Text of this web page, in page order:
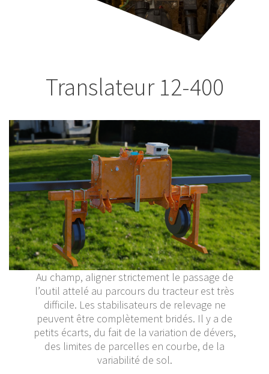
Translateur 12-400
Au champ, aligner strictement le passage de
l’outil attelé au parcours du tracteur est très
difficile. Les stabilisateurs de relevage ne
peuvent être complètement bridés. Il y a de
petits écarts, du fait de la variation de dévers,
des limites de parcelles en courbe, de la
variabilité de sol.